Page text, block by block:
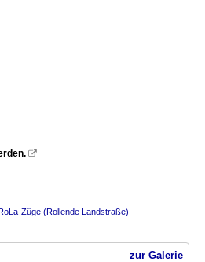

Züge (Rollende Landstraße)
zur Galerie